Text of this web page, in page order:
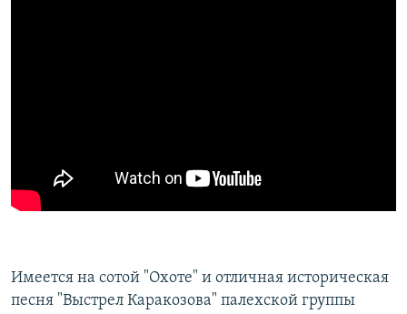
Имеется на сотой "Охоте" и отличная историческая
песня "Выстрел Каракозовa" палехской группы